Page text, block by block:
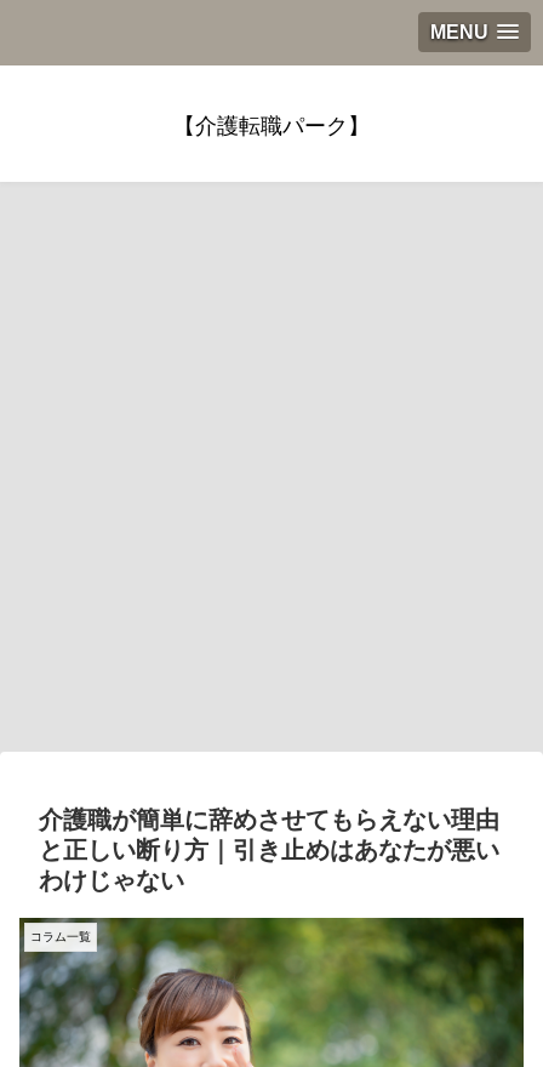
MENU
【介護転職パーク】
介護職が簡単に辞めさせてもらえない理由
と正しい断り方｜引き止めはあなたが悪い
わけじゃない
コラム一覧